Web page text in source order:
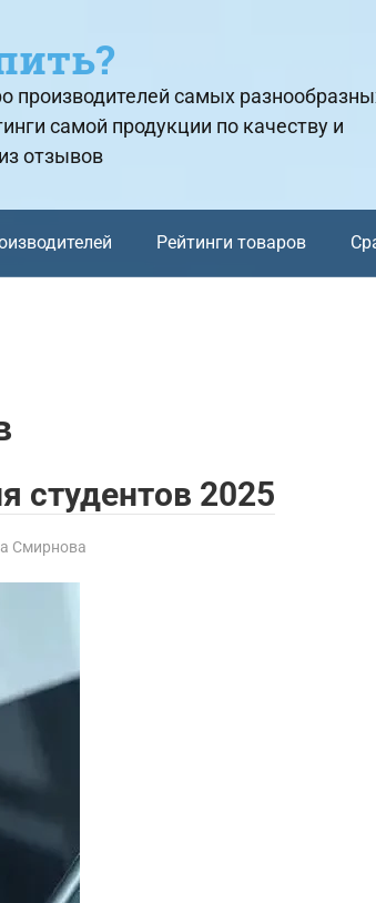
производителей самых
самой продукции по качеству и
отзывов
Рейтинги товаров
студентов 2025
Смирнова